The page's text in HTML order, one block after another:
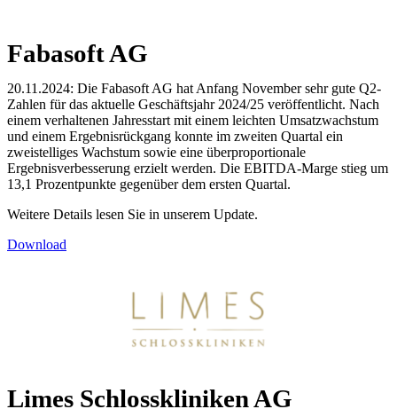
Fabasoft AG
20.11.2024: Die Fabasoft AG hat Anfang November sehr gute Q2-
Zahlen für das aktuelle Geschäftsjahr 2024/25 veröffentlicht. Nach
einem verhaltenen Jahresstart mit einem leichten Umsatzwachstum
und einem Ergebnisrückgang konnte im zweiten Quartal ein
zweistelliges Wachstum sowie eine überproportionale
Ergebnisverbesserung erzielt werden. Die EBITDA-Marge stieg um
13,1 Prozentpunkte gegenüber dem ersten Quartal.
Weitere Details lesen Sie in unserem Update.
Download
Limes Schlosskliniken AG